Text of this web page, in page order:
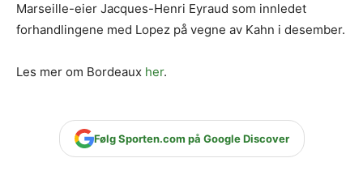
Marseille-eier Jacques-Henri Eyraud som innledet
forhandlingene med Lopez på vegne av Kahn i desember.
Les mer om Bordeaux her.
Følg Sporten.com på Google Discover